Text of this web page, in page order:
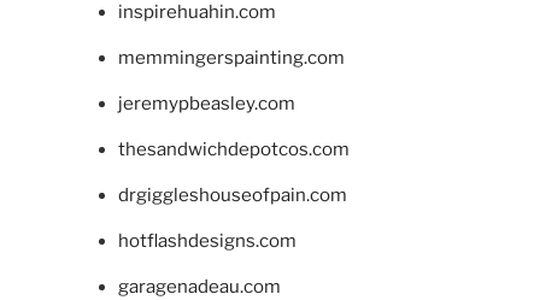
inspirehuahin.com
memmingerspainting.com
jeremypbeasley.com
thesandwichdepotcos.com
drgiggleshouseofpain.com
hotflashdesigns.com
garagenadeau.com